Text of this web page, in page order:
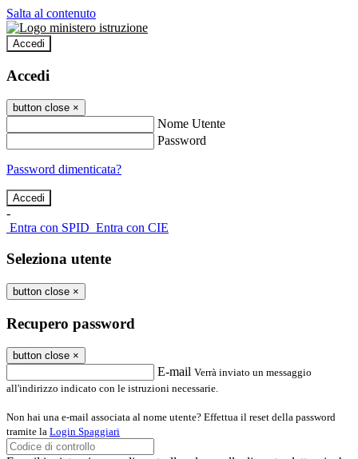
Salta al contenuto
Accedi
Accedi
button close ×
Nome Utente
Password
Password dimenticata?
-
Entra con SPID Entra con CIE
Seleziona utente
button close ×
Recupero password
button close ×
E-mail Verrà inviato un messaggio
all'indirizzo indicato con le istruzioni necessarie.
Non hai una e-mail associata al nome utente? Effettua il reset della password
tramite la Login Spaggiari